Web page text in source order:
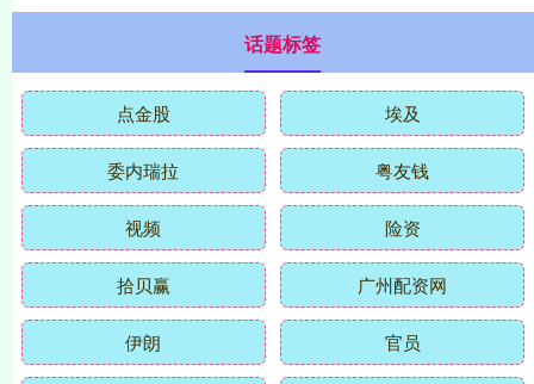
话题标签
点金股 埃及
委内瑞拉 粤友钱
视频 险资
拾贝赢 广州配资网
伊朗 官员